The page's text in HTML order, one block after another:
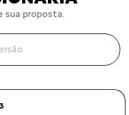
sua proposta.